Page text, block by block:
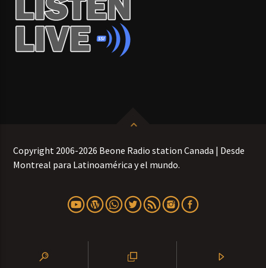
Copyright 2006-2026 Beone Radio station Canada | Desde
Montreal para Latinoamérica y el mundo.